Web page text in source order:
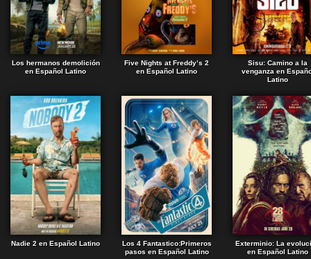
Los hermanos demolición
en Español Latino
Five Nights at Freddy’s 2
en Español Latino
Sisu: Camino a la
venganza en
Latino
Nadie 2 en Español Latino
Los 4 Fantastico:Primeros
pasos en Español Latino
Exterminio: La
en Español Latino